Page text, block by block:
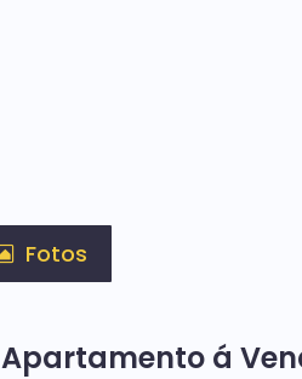
Fotos
Apartamento á